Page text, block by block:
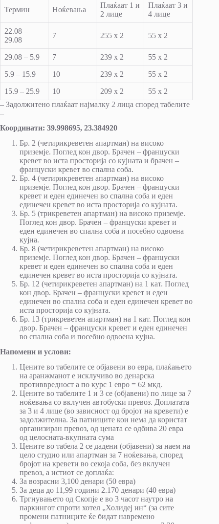
Термин Ноќевања
Плаќаат 1 и
2 лице
Плаќаат 3 и
4 лице
22.08 –
29.08
7 255 x 2 55 x 2
29.08 – 5.9 7 239 x 2 55 x 2
5.9 – 15.9 10 239 x 2 55 x 2
15.9 – 25.9 10 209 x 2
55 x 2
– Задолжитено плаќаат најмалку 2 лица според табелите
–
Координати: 39.998695, 23.384920
Бр. 2 (четирикреветен апартман) на високо
приземје. Поглед кон двор. Брачен – француски
кревет во иста просторија со кујната и брачен –
француски кревет во спална соба.
Бр. 4 (четирикреветен апартман) на високо
приземје. Поглед кон двор. Брачен – француски
кревет и еден единечен во спална соба и еден
единечен кревет во иста просторија со кујната.
Бр. 5 (трикреветен апартман) на високо приземје.
Поглед кон двор. Брачен – француски кревет и
еден единечен во спална соба и посебно одвоена
кујна.
Бр. 8 (четирикреветен апартман) на високо
приземје. Поглед кон двор. Брачен – француски
кревет и еден единечен во спална соба и еден
единечен кревет во иста просторија со кујната.
Бр. 12 (четирикреветен апартман) на 1 кат. Поглед
кон двор. Брачен – француски кревет и еден
единечен во спална соба и еден единечен кревет во
иста просторија со кујната.
Бр. 13 (трикреветен апартман) на 1 кат. Поглед кон
двор. Брачен – француски кревет и еден единечен
во спална соба и посебно одвоена кујна.
Напомени и услови:
Цените во табелите се објавени во евра, плаќањето
на аранжманот е исклучиво во денарска
противвредност а по курс 1 евро = 62 мкд.
Цените во табелите 1 и 3 се (објавени) по лице за 7
ноќевања со вклучен автобуски превоз. Доплатата
за 3 и 4 лице (во зависност од бројот на кревети) е
задолжителна. За патниците кои нема да користат
организиран превоз, од цената се одбива 20 евра
од целосната-вкупната сума
Цените во табела 2 се дадени (објавени) за наем на
цело студио или апартман за 7 ноќевања, според
бројот на кревети во секоја соба, без вклучен
превоз, а истиот се доплаќа:
За возрасни 3,100 денари (50 евра)
За деца до 11,99 години 2.170 денари (40 евра)
Тргнувањето од Скопје е во 3 часот наутро на
паркингот спроти хотел „Холидеј ин“ (за сите
промени патниците ќе бидат навремено